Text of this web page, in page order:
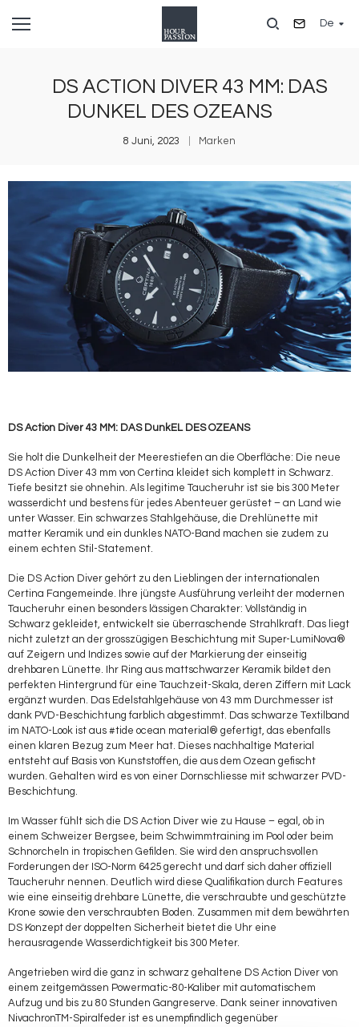
zum
De
DS ACTION DIVER 43 MM: DAS
DUNKEL DES OZEANS
8 Juni, 2023 Marken
DS Action Diver 43 MM: DAS DunkEL DES OZEANS
Sie holt die Dunkelheit der Meerestiefen an die Oberfläche: Die neue
DS Action Diver 43 mm von Certina kleidet sich komplett in Schwarz.
Tiefe besitzt sie ohnehin. Als legitime Taucheruhr ist sie bis 300 Meter
wasserdicht und bestens für jedes Abenteuer gerüstet – an Land wie
unter Wasser. Ein schwarzes Stahlgehäuse, die Drehlünette mit
matter Keramik und ein dunkles NATO-Band machen sie zudem zu
einem echten Stil-Statement.
Die DS Action Diver gehört zu den Lieblingen der internationalen
Certina Fangemeinde. Ihre jüngste Ausführung verleiht der modernen
Taucheruhr einen besonders lässigen Charakter: Vollständig in
Schwarz gekleidet, entwickelt sie überraschende Strahlkraft. Das liegt
nicht zuletzt an der grosszügigen Beschichtung mit Super-LumiNova®
auf Zeigern und Indizes sowie auf der Markierung der einseitig
drehbaren Lünette. Ihr Ring aus mattschwarzer Keramik bildet den
perfekten Hintergrund für eine Tauchzeit-Skala, deren Ziffern mit Lack
ergänzt wurden. Das Edelstahlgehäuse von 43 mm Durchmesser ist
dank PVD-Beschichtung farblich abgestimmt. Das schwarze Textilband
im NATO-Look ist aus #tide ocean material® gefertigt, das ebenfalls
einen klaren Bezug zum Meer hat. Dieses nachhaltige Material
entsteht auf Basis von Kunststoffen, die aus dem Ozean gefischt
wurden. Gehalten wird es von einer Dornschliesse mit schwarzer PVD-
Beschichtung.
Im Wasser fühlt sich die DS Action Diver wie zu Hause – egal, ob in
einem Schweizer Bergsee, beim Schwimmtraining im Pool oder beim
Schnorcheln in tropischen Gefilden. Sie wird den anspruchsvollen
Forderungen der ISO-Norm 6425 gerecht und darf sich daher offiziell
Taucheruhr nennen. Deutlich wird diese Qualifikation durch Features
wie eine einseitig drehbare Lünette, die verschraubte und geschützte
Krone sowie den verschraubten Boden. Zusammen mit dem bewährten
DS Konzept der doppelten Sicherheit bietet die Uhr eine
herausragende Wasserdichtigkeit bis 300 Meter.
Angetrieben wird die ganz in schwarz gehaltene DS Action Diver von
einem zeitgemässen Powermatic-80-Kaliber mit automatischem
Aufzug und bis zu 80 Stunden Gangreserve. Dank seiner innovativen
NivachronTM-Spiralfeder ist es unempfindlich gegenüber